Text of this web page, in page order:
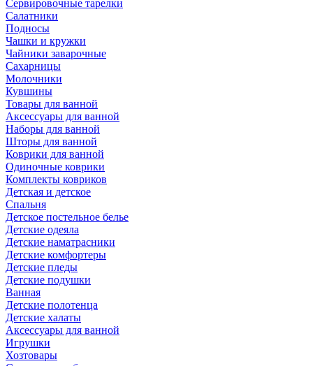
Сервировочные тарелки
Салатники
Подносы
Чашки и кружки
Чайники заварочные
Сахарницы
Молочники
Кувшины
Товары для ванной
Аксессуары для ванной
Наборы для ванной
Шторы для ванной
Коврики для ванной
Одиночные коврики
Комплекты ковриков
Детская и детское
Спальня
Детское постельное белье
Детские одеяла
Детские наматрасники
Детские комфортеры
Детские пледы
Детские подушки
Ванная
Детские полотенца
Детские халаты
Аксессуары для ванной
Игрушки
Хозтовары